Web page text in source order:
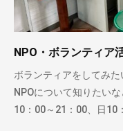
NPO・ボランティア
ボランティアをしてみた
NPOについて知りたい
10：00～21：00、日10